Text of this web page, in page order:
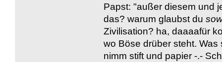
Papst: "außer diesem und
das? warum glaubst du
Zivilisation? ha, daaaafür
wo Böse drüber steht.
nimm stift und papier -.-